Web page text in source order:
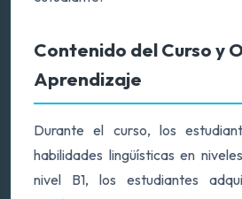
Contenido del Curso y
Aprendizaje
Durante el curso, los
habilidades lingüísticas en
nivel B1, los estudiantes